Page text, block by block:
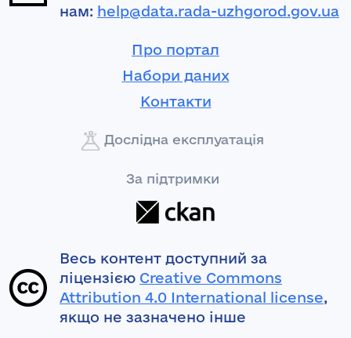
нам: help@data.rada-uzhgorod.gov.ua
Про портал
Набори даних
Контакти
Дослідна експлуатація
За підтримки
Весь контент доступний за
ліцензією Creative Commons
Attribution 4.0 International license,
якщо не зазначено інше